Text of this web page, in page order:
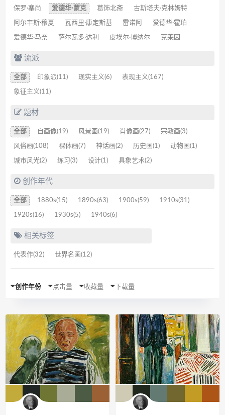
保罗·塞尚 爱德华·蒙克 葛饰北斋 古斯塔夫·克林姆特
阿尔丰斯·穆夏 瓦西里·康定斯基 雷诺阿 爱德华·霍珀
爱德华·马奈 萨尔瓦多·达利 皮埃尔·博纳尔 克莱因
流派
全部 印象派(11) 现实主义(6) 表现主义(167)
象征主义(11)
题材
全部 自画像(19) 风景画(19) 肖像画(27) 宗教画(3)
风俗画(108) 裸体画(7) 神话画(2) 历史画(1) 动物画(1)
城市风光(2) 练习(3) 设计(1) 具象艺术(2)
创作年代
全部 1880s(15) 1890s(63) 1900s(59) 1910s(31)
1920s(16) 1930s(5) 1940s(6)
相关标签
代表作(32) 世界名画(12)
创作年份 点击量 收藏量 下载量